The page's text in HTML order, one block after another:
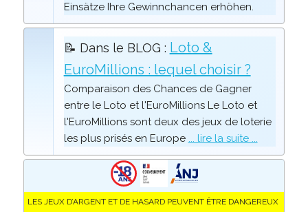
Einsätze Ihre Gewinnchancen erhöhen.
📝 Dans le BLOG : Loto &
EuroMillions : lequel choisir ?
Comparaison des Chances de Gagner
entre le Loto et l'EuroMillions Le Loto et
l'EuroMillions sont deux des jeux de loterie
les plus prisés en Europe ... lire la suite ...
LES JEUX D’ARGENT ET DE HASARD PEUVENT ÊTRE DANGEREUX